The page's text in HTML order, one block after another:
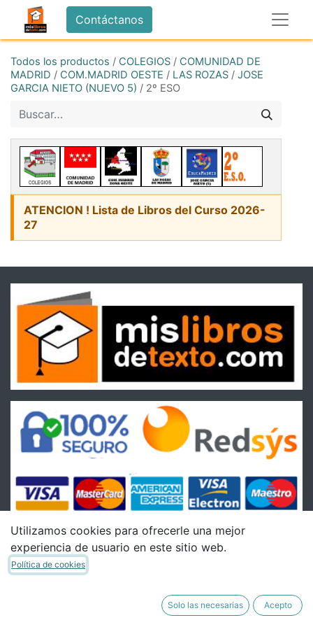
Contáctanos
Todos los productos / COLEGIOS / COMUNIDAD DE
MADRID / COM.MADRID OESTE / LAS ROZAS / JOSE
GARCIA NIETO (NUEVO 5) / 2º ESO
ATENCION ! Lista de Libros del Curso 2026-
27
Condiciones
Utilizamos cookies para ofrecerle una mejor
experiencia de usuario en este sitio web.
Política de cookies
Solo las necesarias Acepto